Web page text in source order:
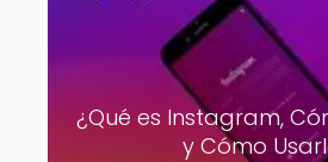
¿Qué es Instagram,
y Cómo